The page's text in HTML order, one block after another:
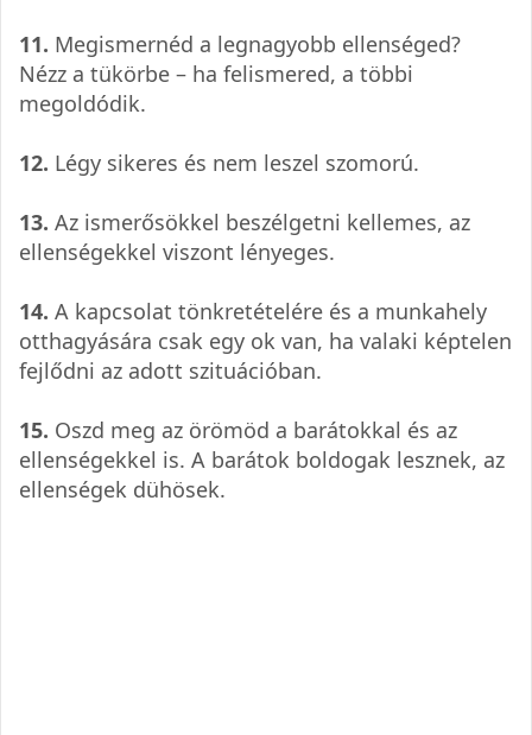
11. Megismernéd a legnagyobb ellenséged?
Nézz a tükörbe – ha felismered, a többi
megoldódik.
12. Légy sikeres és nem leszel szomorú.
13. Az ismerősökkel beszélgetni kellemes, az
ellenségekkel viszont lényeges.
14. A kapcsolat tönkretételére és a munkahely
otthagyására csak egy ok van, ha valaki képtelen
fejlődni az adott szituációban.
15. Oszd meg az örömöd a barátokkal és az
ellenségekkel is. A barátok boldogak lesznek, az
ellenségek dühösek.